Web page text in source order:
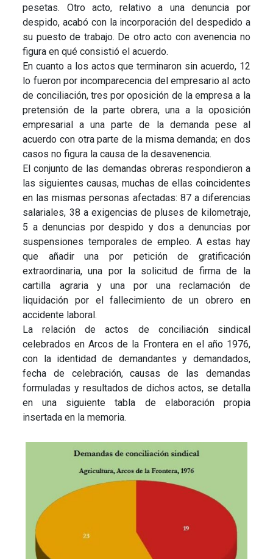
pesetas. Otro acto, relativo a una denuncia por
despido, acabó con la incorporación del despedido a
su puesto de trabajo. De otro acto con avenencia no
figura en qué consistió el acuerdo.
En cuanto a los actos que terminaron sin acuerdo, 12
lo fueron por incomparecencia del empresario al acto
de conciliación, tres por oposición de la empresa a la
pretensión de la parte obrera, una a la oposición
empresarial a una parte de la demanda pese al
acuerdo con otra parte de la misma demanda; en dos
casos no figura la causa de la desavenencia.
El conjunto de las demandas obreras respondieron a
las siguientes causas, muchas de ellas coincidentes
en las mismas personas afectadas: 87 a diferencias
salariales, 38 a exigencias de pluses de kilometraje,
5 a denuncias por despido y dos a denuncias por
suspensiones temporales de empleo. A estas hay
que añadir una por petición de gratificación
extraordinaria, una por la solicitud de firma de la
cartilla agraria y una por una reclamación de
liquidación por el fallecimiento de un obrero en
accidente laboral.
La relación de actos de conciliación sindical
celebrados en Arcos de la Frontera en el año 1976,
con la identidad de demandantes y demandados,
fecha de celebración, causas de las demandas
formuladas y resultados de dichos actos, se detalla
en una siguiente tabla de elaboración propia
insertada en la memoria.